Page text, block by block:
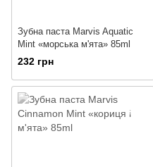
Зубна паста Marvis Aquatic
Mint «морська м'ята» 85ml
232 грн